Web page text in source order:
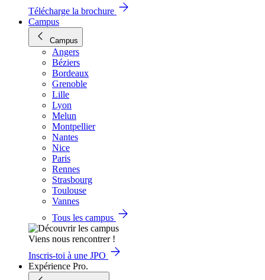
Télécharge la brochure
Campus
Campus
Angers
Béziers
Bordeaux
Grenoble
Lille
Lyon
Melun
Montpellier
Nantes
Nice
Paris
Rennes
Strasbourg
Toulouse
Vannes
Tous les campus
Viens nous rencontrer !
Inscris-toi à une JPO
Expérience Pro.